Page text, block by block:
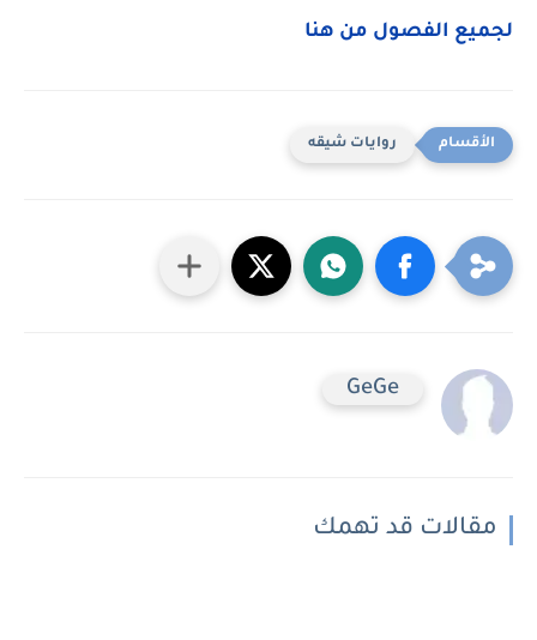
لجميع الفصول من هنا
روايات شيقه
GeGe
مقالات قد تهمك